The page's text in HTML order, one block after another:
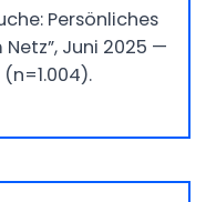
Persönliches
Juni 2025 —